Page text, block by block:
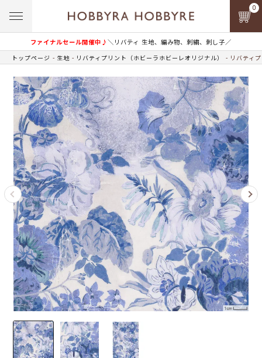
ファイナルセール開催中♪＼リバティ 生地、編み物、刺繍、刺し子／
0
トップページ 生地 リバティプリント（ホビーラホビーレオリジナル） リバティ